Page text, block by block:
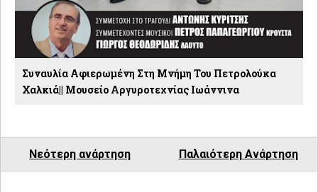
Συναυλία Αφιερωμένη Στη Μνήμη Του Πετρολούκα
Χαλκιά|| Μουσείο Αργυροτεχνίας Ιωάννινα
Νεότερη ανάρτηση Παλαιότερη Ανάρτηση